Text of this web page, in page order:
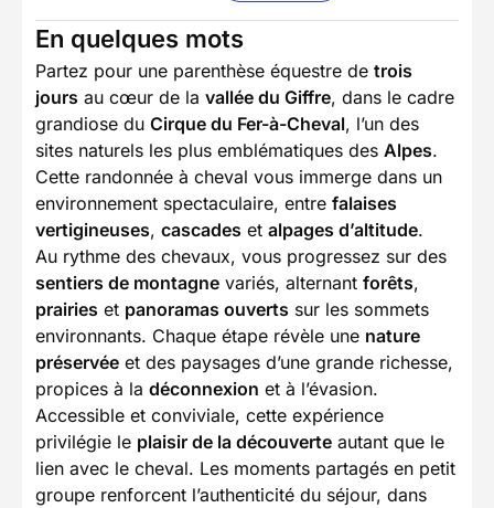
En quelques mots
Partez pour une parenthèse équestre de trois
jours au cœur de la vallée du Giffre, dans le cadre
grandiose du Cirque du Fer-à-Cheval, l’un des
sites naturels les plus emblématiques des Alpes.
Cette randonnée à cheval vous immerge dans un
environnement spectaculaire, entre falaises
vertigineuses, cascades et alpages d’altitude.
Au rythme des chevaux, vous progressez sur des
sentiers de montagne variés, alternant forêts,
prairies et panoramas ouverts sur les sommets
environnants. Chaque étape révèle une nature
préservée et des paysages d’une grande richesse,
propices à la déconnexion et à l’évasion.
Accessible et conviviale, cette expérience
privilégie le plaisir de la découverte autant que le
lien avec le cheval. Les moments partagés en petit
groupe renforcent l’authenticité du séjour, dans